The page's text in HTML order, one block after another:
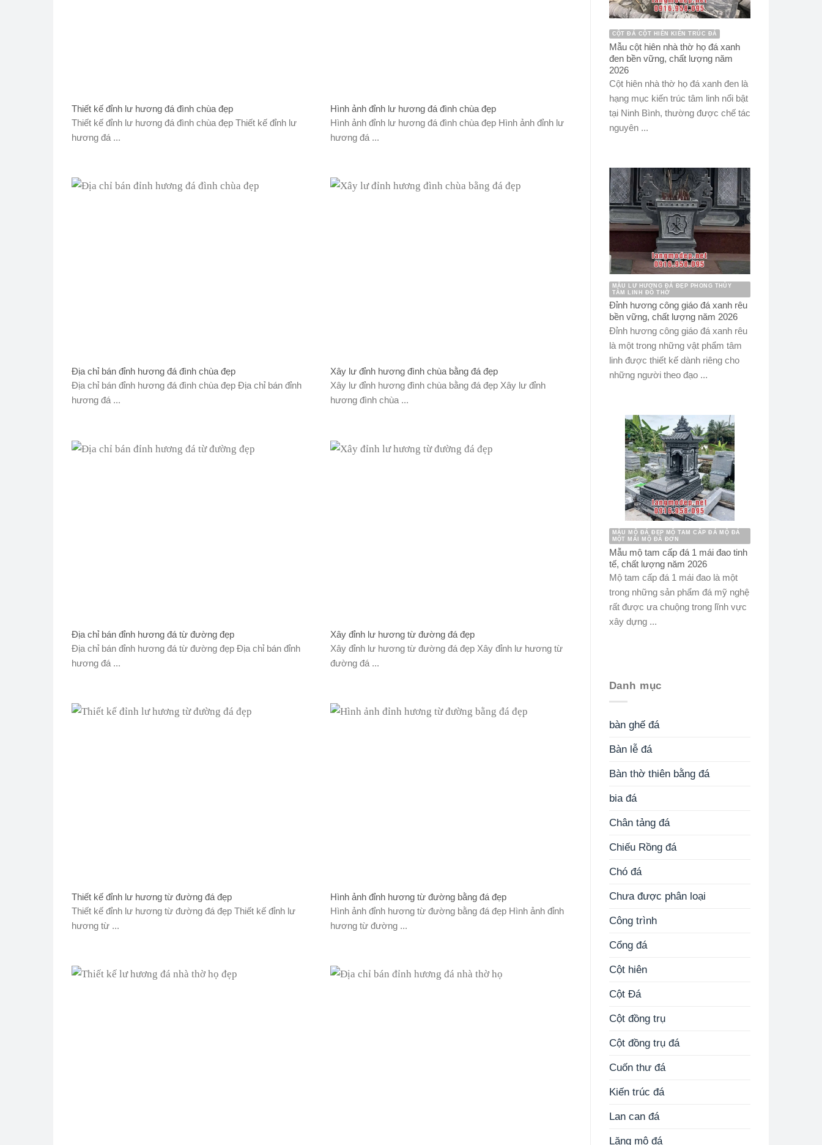
Thiết kế đỉnh lư hương đá đình chùa đẹp
Thiết kế đỉnh lư hương đá đình chùa đẹp Thiết kế đỉnh lư
hương đá ...
Hình ảnh đỉnh lư hương đá đình chùa đẹp
Hình ảnh đỉnh lư hương đá đình chùa đẹp Hình ảnh đỉnh lư
hương đá ...
Địa chỉ bán đỉnh hương đá đình chùa đẹp
Địa chỉ bán đỉnh hương đá đình chùa đẹp Địa chỉ bán đỉnh
hương đá ...
Xây lư đỉnh hương đình chùa bằng đá đẹp
Xây lư đỉnh hương đình chùa bằng đá đẹp Xây lư đỉnh
hương đình chùa ...
Địa chỉ bán đỉnh hương đá từ đường đẹp
Địa chỉ bán đỉnh hương đá từ đường đẹp Địa chỉ bán đỉnh
hương đá ...
Xây đỉnh lư hương từ đường đá đẹp
Xây đỉnh lư hương từ đường đá đẹp Xây đỉnh lư hương từ
đường đá ...
Thiết kế đỉnh lư hương từ đường đá đẹp
Thiết kế đỉnh lư hương từ đường đá đẹp Thiết kế đỉnh lư
hương từ ...
Hình ảnh đỉnh hương từ đường bằng đá đẹp
Hình ảnh đỉnh hương từ đường bằng đá đẹp Hình ảnh đỉnh
hương từ đường ...
CỘT ĐÁ CỘT HIÊN KIẾN TRÚC ĐÁ
Mẫu cột hiên nhà thờ họ đá xanh
đen bền vững, chất lượng năm
2026
Cột hiên nhà thờ họ đá xanh đen là
hạng mục kiến trúc tâm linh nổi bật
tại Ninh Bình, thường được chế tác
nguyên ...
MẪU LƯ HƯƠNG ĐÁ ĐẸP PHONG THỦY
TÂM LINH ĐỒ THỜ
Đỉnh hương công giáo đá xanh rêu
bền vững, chất lượng năm 2026
Đỉnh hương công giáo đá xanh rêu
là một trong những vật phẩm tâm
linh được thiết kế dành riêng cho
những người theo đạo ...
MẪU MỘ ĐÁ ĐẸP MỘ TAM CẤP ĐÁ MỘ ĐÁ
MỘT MÁI MỘ ĐÁ ĐƠN
Mẫu mộ tam cấp đá 1 mái đao tinh
tế, chất lượng năm 2026
Mộ tam cấp đá 1 mái đao là một
trong những sản phẩm đá mỹ nghệ
rất được ưa chuộng trong lĩnh vực
xây dựng ...
Danh mục
bàn ghế đá
Bàn lễ đá
Bàn thờ thiên bằng đá
bia đá
Chân tảng đá
Chiếu Rồng đá
Chó đá
Chưa được phân loại
Công trình
Cổng đá
Cột hiên
Cột Đá
Cột đồng trụ
Cột đồng trụ đá
Cuốn thư đá
Kiến trúc đá
Lan can đá
Lăng mộ đá